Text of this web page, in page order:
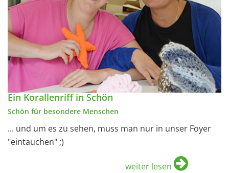
Ein Korallenriff in Schön
Schön für besondere Menschen
... und um es zu sehen, muss man nur in unser Foyer
"eintauchen" ;)
weiter lesen